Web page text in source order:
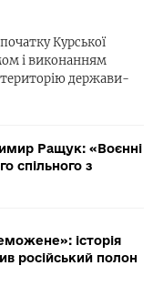
Курської
і виконанням
територію держави-
Ращук: «Воєнні
спільного з
історія
російський полон